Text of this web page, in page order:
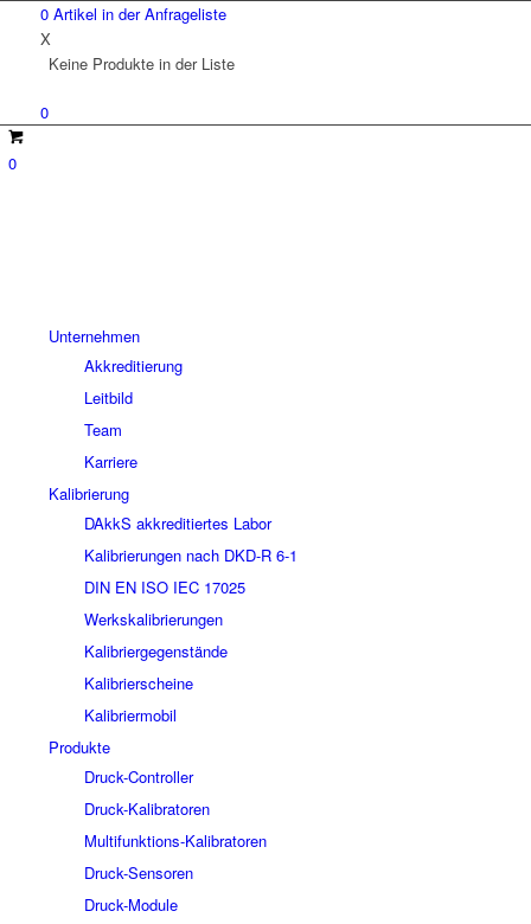
0Artikel in derAnfrageliste
X
Keine Produkte in der Liste
0
0
Unternehmen
Akkreditierung
Leitbild
Team
Karriere
Kalibrierung
DAkkS akkreditiertes Labor
Kalibrierungen nach DKD-R 6-1
DIN EN ISO IEC 17025
Werkskalibrierungen
Kalibriergegenstände
Kalibrierscheine
Kalibriermobil
Produkte
Druck-Controller
Druck-Kalibratoren
Multifunktions-Kalibratoren
Druck-Sensoren
Druck-Module